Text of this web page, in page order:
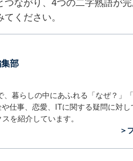
ながり、4つの二字熟語が
ください。
部
暮らしの中にあふれる「なぜ？」
仕事、恋愛、ITに関する疑問に対し
を紹介しています。
＞